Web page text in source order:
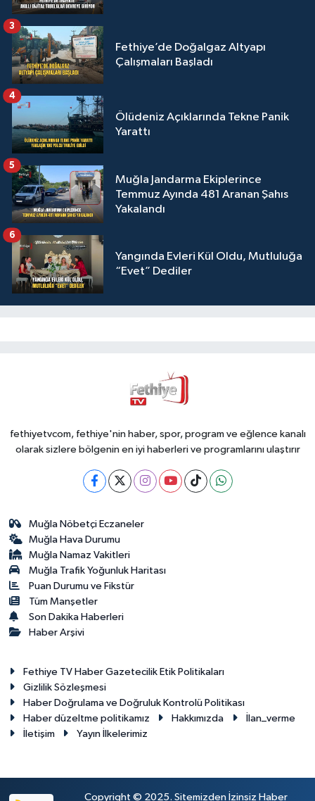
Fethiye’de Doğalgaz Altyapı
Çalışmaları Başladı
3
Ölüdeniz Açıklarında Tekne Panik
Yarattı
4
Muğla Jandarma Ekiplerince
Temmuz Ayında 481 Aranan Şahıs
Yakalandı
5
Yangında Evleri Kül Oldu, Mutluluğa
“Evet” Dediler
6
fethiyetvcom, fethiye'nin haber, spor, program ve eğlence kanalı
olarak sizlere bölgenin en iyi haberleri ve programlarını ulaştırır
Muğla Nöbetçi Eczaneler
Muğla Hava Durumu
Muğla Namaz Vakitleri
Muğla Trafik Yoğunluk Haritası
Puan Durumu ve Fikstür
Tüm Manşetler
Son Dakika Haberleri
Haber Arşivi
Fethiye TV Haber Gazetecilik Etik Politikaları
Gizlilik Sözleşmesi
Haber Doğrulama ve Doğruluk Kontrolü Politikası
Haber düzeltme politikamız
Hakkımızda
İlan_verme
İletişim
Yayın İlkelerimiz
Copyright © 2025. Sitemizden İzinsiz Haber